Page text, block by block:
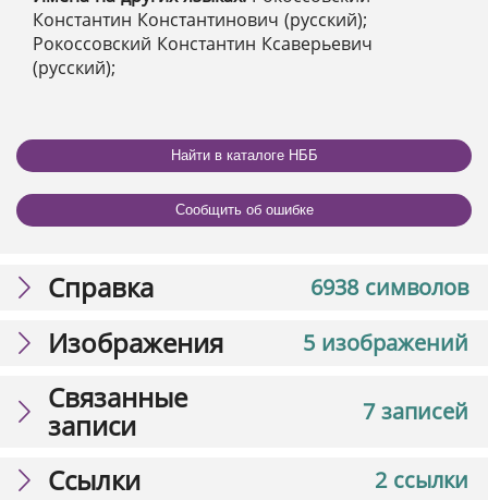
Константин Константинович (русский);
Рокоссовский Константин Ксаверьевич
(русский);
Найти в каталоге НББ
Сообщить об ошибке
6938 символов
Справка
5 изображений
Изображения
7 записей
Связанные
записи
2 ссылки
Ссылки